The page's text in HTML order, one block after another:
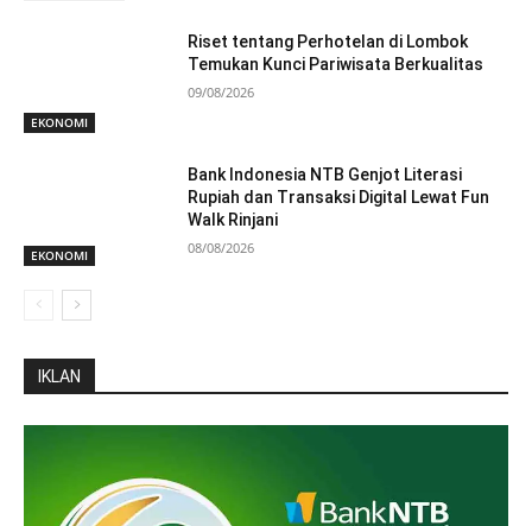
EKONOMI
Riset tentang Perhotelan di Lombok
Temukan Kunci Pariwisata Berkualitas
09/08/2026
EKONOMI
Bank Indonesia NTB Genjot Literasi
Rupiah dan Transaksi Digital Lewat Fun
Walk Rinjani
08/08/2026
IKLAN